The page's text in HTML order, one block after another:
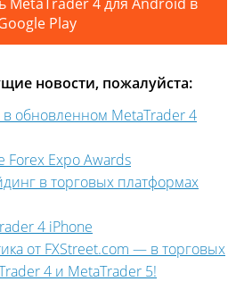
Play
новости, пожалуйста:
обновленном MetaTrader 4
Forex Expo Awards
в торговых платформах
4 iPhone
от FXStreet.com — в торговых
4 и MetaTrader 5!